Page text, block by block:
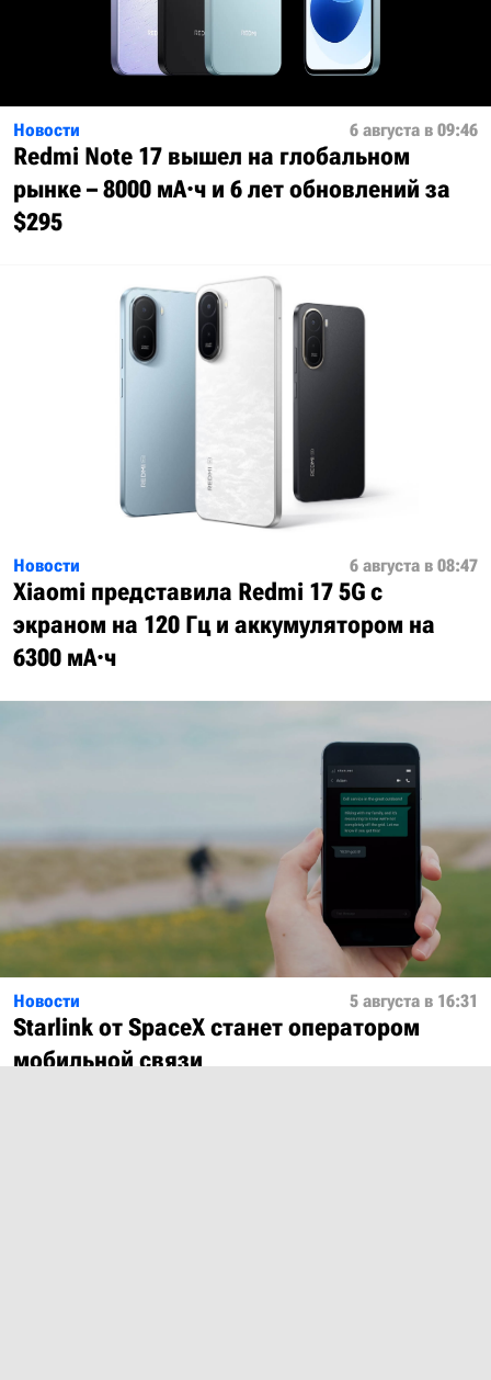
Новости 6 августа в 09:46
Redmi Note 17 вышел на глобальном
рынке – 8000 мА·ч и 6 лет обновлений за
$295
Новости 6 августа в 08:47
Xiaomi представила Redmi 17 5G с
экраном на 120 Гц и аккумулятором на
6300 мА·ч
Новости 5 августа в 16:31
Starlink от SpaceX станет оператором
мобильной связи